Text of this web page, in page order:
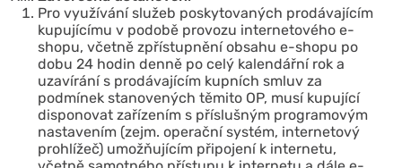
Pro využívání služeb poskytovaných prodávajícím
kupujícímu v podobě provozu internetového e-
shopu, včetně zpřístupnění obsahu e-shopu po
dobu 24 hodin denně po celý kalendářní rok a
uzavírání s prodávajícím kupních smluv za
podmínek stanovených těmito OP, musí kupující
disponovat zařízením s příslušným programovým
nastavením (zejm. operační systém, internetový
prohlížeč) umožňujícím připojení k internetu,